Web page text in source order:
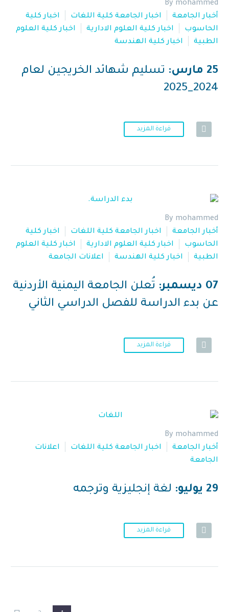
By mohammed
أخبار الجامعة
اخبار الجامعة كلية اللغات
اخبار كلية
الحاسوب
اخبار كلية العلوم الادارية
اخبار كلية العلوم
الطبية
اخبار كلية الهندسة
25 مارس:
تسليم شهائد الخريجين لعام
2024_2025
قراءة المزيد
By mohammed
أخبار الجامعة
اخبار الجامعة كلية اللغات
اخبار كلية
الحاسوب
اخبار كلية العلوم الادارية
اخبار كلية العلوم
الطبية
اخبار كلية الهندسة اعلانات الجامعة
07 ديسمبر:
تُعلن الجامعة اليمنية الأردنية
عن بدء الدراسة للفصل الدراسي الثاني
قراءة المزيد
By mohammed
أخبار الجامعة
اخبار الجامعة كلية اللغات
اعلانات
الجامعة
29 يوليو: لغة إنجليزية وترجمه
قراءة المزيد